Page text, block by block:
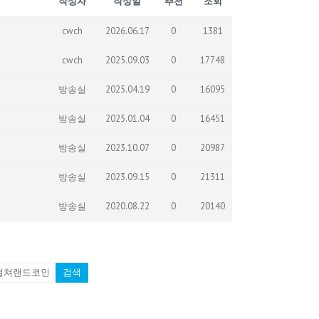
cwch 2026.06.17 0 1381
cwch 2025.09.03 0 17748
방송실 2025.04.19 0 16095
방송실 2025.01.04 0 16451
방송실 2023.10.07 0 20987
방송실 2023.09.15 0 21311
방송실 2020.08.22 0 20140
검색